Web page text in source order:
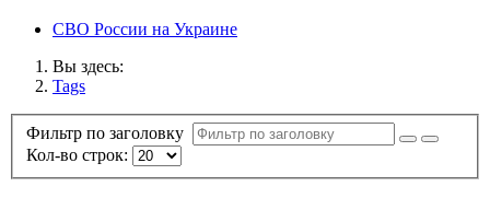
СВО России на Украине
Вы здесь:
Tags
Фильтр по заголовку
Кол-во строк: